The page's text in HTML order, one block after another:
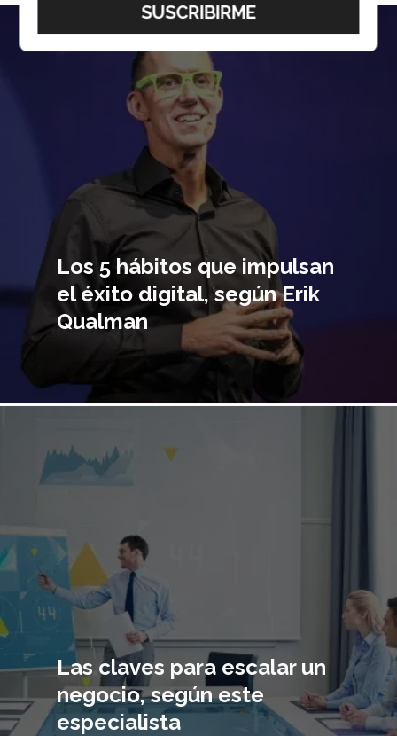
principal
Los 5 hábitos que impulsan
el éxito digital, según Erik
Qualman
Las claves para escalar un
negocio, según este
especialista